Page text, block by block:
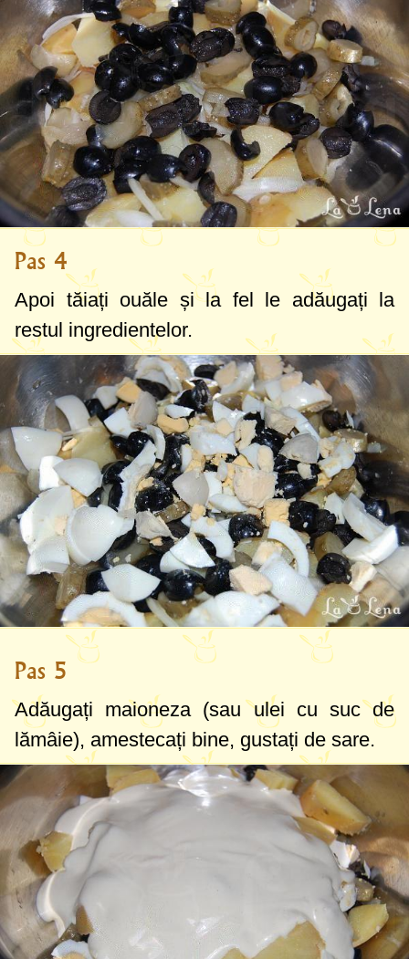
Pas 4
Apoi tăiați ouăle și la fel le adăugați la
restul ingredientelor.
Pas 5
Adăugați maioneza (sau ulei cu suc de
lămâie), amestecați bine, gustați de sare.